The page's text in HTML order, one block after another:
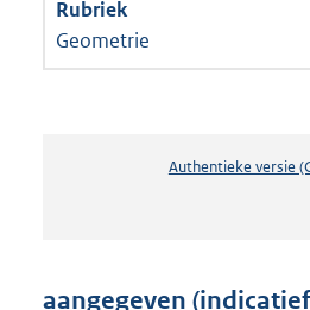
Geometrie
Authentieke versie
aangegeven